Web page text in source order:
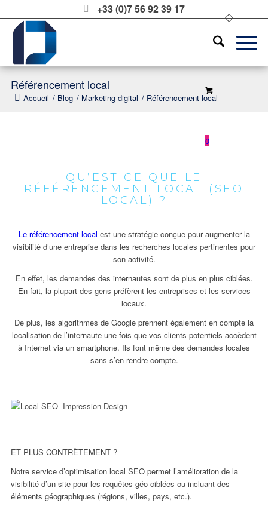
+33 (0)7 56 92 39 17
0
Référencement local
Accueil / Blog / Marketing digital / Référencement local
QU’EST CE QUE LE
RÉFÉRENCEMENT LOCAL (SEO
LOCAL) ?
Le référencement local est une stratégie conçue pour augmenter la
visibilité d’une entreprise dans les recherches locales pertinentes pour
son activité.
En effet, les demandes des internautes sont de plus en plus ciblées.
En fait, la plupart des gens préfèrent les entreprises et les services
locaux.
De plus, les algorithmes de Google prennent également en compte la
localisation de l’internaute une fois que vos clients potentiels accèdent
à Internet via un smartphone. Ils font même des demandes locales
sans s’en rendre compte.
ET PLUS CONTRÈTEMENT ?
Notre service d’optimisation local SEO permet l’amélioration de la
visibilité d’un site pour les requêtes géo-ciblées ou incluant des
éléments géographiques (régions, villes, pays, etc.).